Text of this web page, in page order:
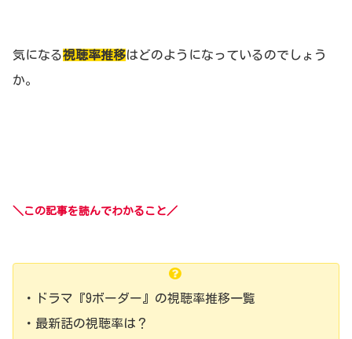
気になる視聴率推移はどのようになっているのでしょう
か。
＼この記事を読んでわかること／
・ドラマ『9ボーダー』の視聴率推移一覧
・最新話の視聴率は？